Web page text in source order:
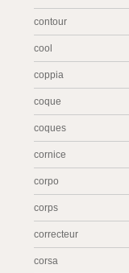
contour
cool
coppia
coque
coques
cornice
corpo
corps
correcteur
corsa